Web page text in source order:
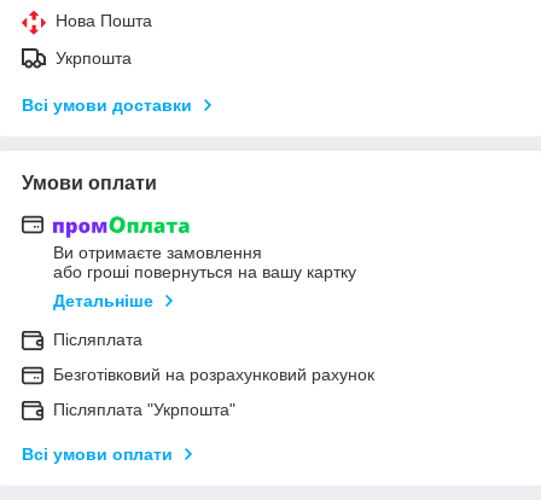
Нова Пошта
Укрпошта
Всі умови доставки
Умови оплати
Ви отримаєте замовлення
або гроші повернуться на вашу картку
Детальніше
Післяплата
Безготівковий на розрахунковий рахунок
Післяплата "Укрпошта"
Всі умови оплати